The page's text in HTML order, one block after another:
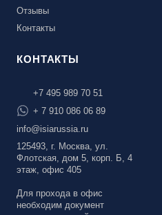
Отзывы
Контакты
КОНТАКТЫ
+7 495 989 70 51
+ 7 910 086 06 89
info@isiarussia.ru
125493, г. Москва, ул.
Флотская, дом 5, корп. Б, 4
этаж, офис 405
Для прохода в офис
необходим документ